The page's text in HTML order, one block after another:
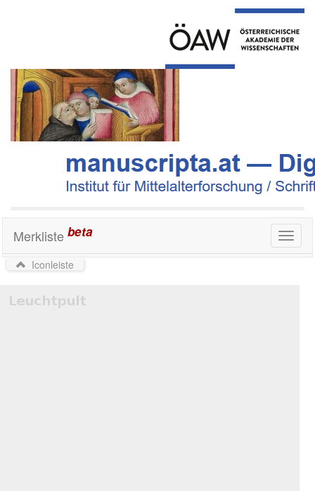
Toggle
Merkliste beta
Iconleiste